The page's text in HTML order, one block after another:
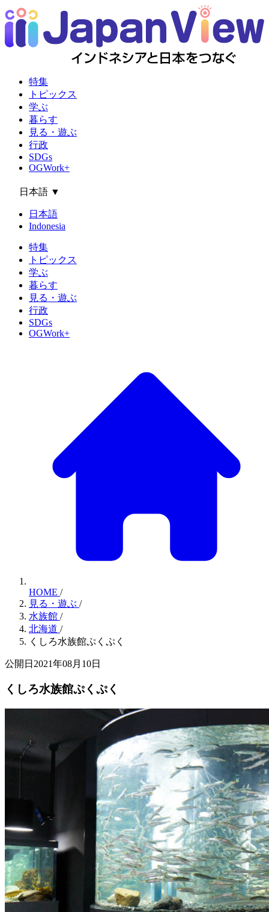
特集
トピックス
学ぶ
暮らす
見る・遊ぶ
行政
SDGs
OGWork+
日本語 ▼
日本語
Indonesia
特集
トピックス
学ぶ
暮らす
見る・遊ぶ
行政
SDGs
OGWork+
HOME /
見る・遊ぶ /
水族館 /
北海道 /
くしろ水族館ぷくぷく
公開日2021年08月10日
くしろ水族館ぷくぷく